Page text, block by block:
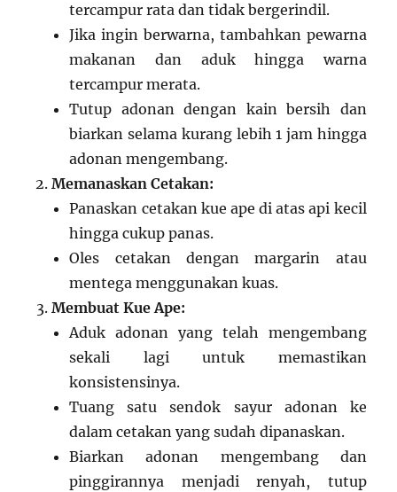
tercampur rata dan tidak bergerindil.
Jika ingin berwarna, tambahkan pewarna
makanan dan aduk hingga warna
tercampur merata.
Tutup adonan dengan kain bersih dan
biarkan selama kurang lebih 1 jam hingga
adonan mengembang.
Memanaskan Cetakan:
Panaskan cetakan kue ape di atas api kecil
hingga cukup panas.
Oles cetakan dengan margarin atau
mentega menggunakan kuas.
Membuat Kue Ape:
Aduk adonan yang telah mengembang
sekali lagi untuk memastikan
konsistensinya.
Tuang satu sendok sayur adonan ke
dalam cetakan yang sudah dipanaskan.
Biarkan adonan mengembang dan
pinggirannya menjadi renyah, tutup